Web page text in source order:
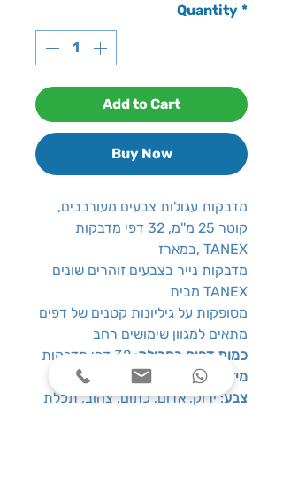
Quantity *
Add to Cart
Buy Now
מדבקות עגולות צבעים מעורבבים,
קוטר 25 מ''מ, 32 דפי מדבקות
במארז, TANEX
מדבקות נייר בצבעים זוהרים שונים
מבית TANEX
מסופקות על גיליונות קטנים של דפים
מתאים למגוון שימושים רחב
כמות דפים בחבילה: 32 דפי מדבקות
מידות מדבקה
: קוטר 25 מ''מ
צבע: ירוק, אדום, כתום, צהוב, תכלת